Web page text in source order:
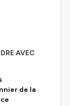
AVEC
de la